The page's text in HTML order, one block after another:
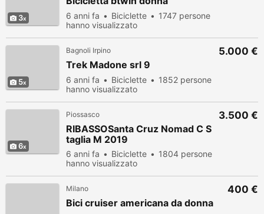
3 6 anni fa Biciclette
1747 persone
hanno visualizzato
5
Bagnoli Irpino
Trek Madone srl 9
6 anni fa Biciclette
1852 persone
hanno visualizzato
5.000 €
6
Piossasco
RIBASSOSanta Cruz Nomad C S
taglia M 2019
6 anni fa Biciclette
1804 persone
hanno visualizzato
3.500 €
Milano
Bici cruiser americana da donna
400 €